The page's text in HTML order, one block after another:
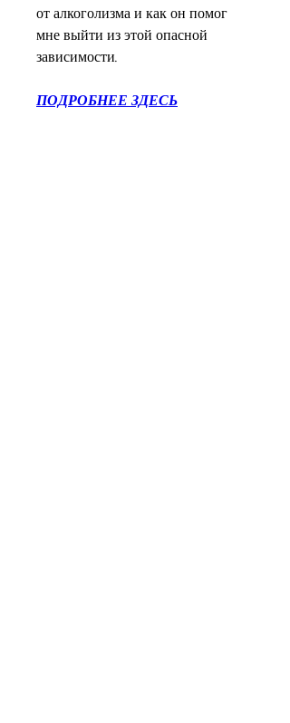
от алкоголизма и как он помог
мне выйти из этой опасной
зависимости.
ПОДРОБНЕЕ ЗДЕСЬ